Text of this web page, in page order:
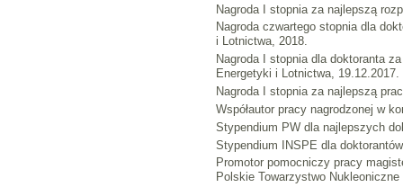
Nagroda I stopnia za najlepszą
Nagroda czwartego stopnia dla
i Lotnictwa, 2018.
Nagroda I stopnia dla doktoranta
Energetyki i Lotnictwa, 19.12.2017.
Nagroda I stopnia za najlepszą
Współautor pracy nagrodzonej w
Stypendium PW dla najlepszych
Stypendium INSPE dla
Promotor pomocniczy pracy
Polskie Towarzystwo Nukleoniczne